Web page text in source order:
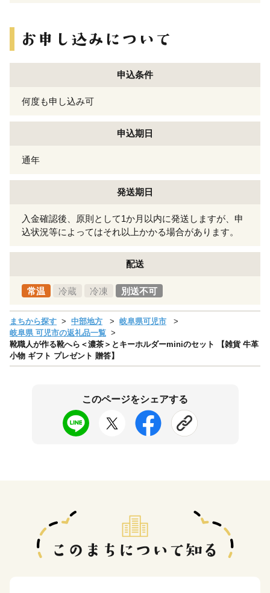
申込条件
何度も申し込み可
申込期日
通年
発送期日
入金確認後、原則として1か月以内に発送しますが、申
込状況等によってはそれ以上かかる場合があります。
配送
常温 冷蔵 冷凍 別送不可
まちから探す 中部地方
岐阜県可児市
岐阜県 可児市の返礼品一覧
靴職人が作る靴へら＜濃茶＞とキーホルダーminiのセット 【雑貨 牛革
小物 ギフト プレゼント 贈答】
このページをシェアする